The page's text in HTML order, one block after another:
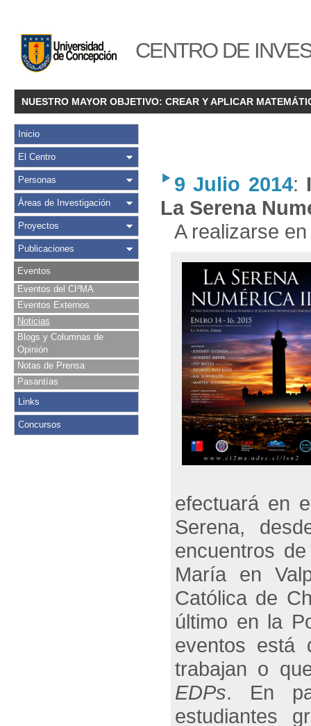
CENTRO DE
NUESTRO MAYOR OBJETIVO: CREAR Y APLICAR
Inicio
El Centro
Personas
Áreas de Investigación
Proyectos
Publicaciones
Eventos
Eventos del CI²MA
Eventos Externos
Noticias
Blogs y Columnas de
Opinión
Notas de Prensa
Pasantías
Links
Concursos
9 Julio 2014:
La Serena
A realizarse
efectuará en
Serena,
encuentros
María en
Católica de
último en la
eventos está
trabajan o
EDPs. En
estudiantes